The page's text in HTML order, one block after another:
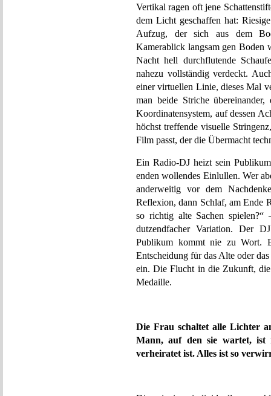
Vertikal ragen oft jene
dem Licht geschaffen hat:
Aufzug, der sich aus dem
Kamerablick langsam gen Boden
Nacht hell durchflutende
nahezu vollständig verdeckt.
einer virtuellen Linie, dieses Mal
man beide Striche
Koordinatensystem, auf dessen
höchst treffende visuelle
Film passt, der die Übermacht
Ein Radio-DJ heizt sein
enden wollendes Einlullen. Wer
anderweitig vor dem
Reflexion, dann Schlaf, am Ende
so richtig alte Sachen
dutzendfacher Variation. Der
Publikum kommt nie zu Wort.
Entscheidung für das Alte oder
ein. Die Flucht in die Zukunft,
Medaille.
Die Frau schaltet alle Lichter
Mann, auf den sie wartet,
verheiratet ist. Alles ist so